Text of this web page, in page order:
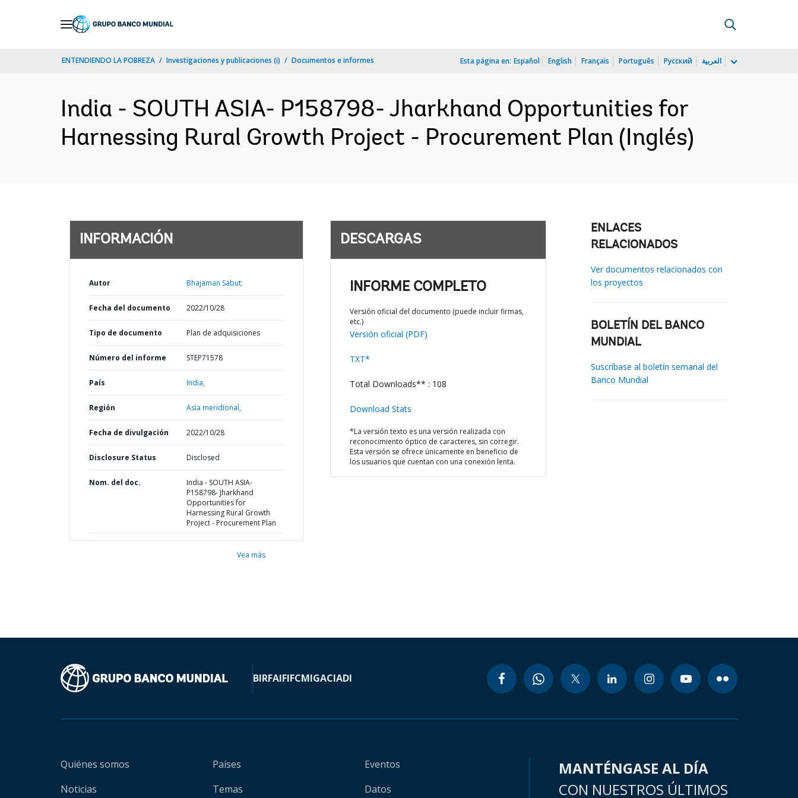
ENTENDIENDO LA POBREZA Investigaciones y publicaciones (i) Documentos e informes Esta página en: Español English Français Português Русский العربية
India - SOUTH ASIA- P158798- Jharkhand Opportunities for
Harnessing Rural Growth Project - Procurement Plan (Inglés)
INFORMACIÓN
Autor Bhajaman Sabut;
Fecha del documento 2022/10/28
Tipo de documento Plan de adquisiciones
Número del informe STEP71578
País India,
Región Asia meridional,
Fecha de divulgación 2022/10/28
Disclosure Status Disclosed
Nom. del doc.
India - SOUTH ASIA-
P158798- Jharkhand
Opportunities for
Harnessing Rural Growth
Project - Procurement Plan
Vea más
DESCARGAS
INFORME COMPLETO
Versión oficial del documento (puede incluir firmas,
etc.)
Versión oficial (PDF)
TXT*
Total Downloads** : 108
Download Stats
*La versión texto es una versión realizada con
reconocimiento óptico de caracteres, sin corregir.
Esta versión se ofrece únicamente en beneficio de
los usuarios que cuentan con una conexión lenta.
ENLACES
RELACIONADOS
Ver documentos relacionados con
los proyectos
BOLETÍN DEL BANCO
MUNDIAL
Suscríbase al boletín semanal del
Banco Mundial
BIRFAIFIFCMIGACIADI
Quiénes somos
Noticias
Países
Temas
Eventos
Datos
MANTÉNGASE AL DÍA
CON NUESTROS ÚLTIMOS